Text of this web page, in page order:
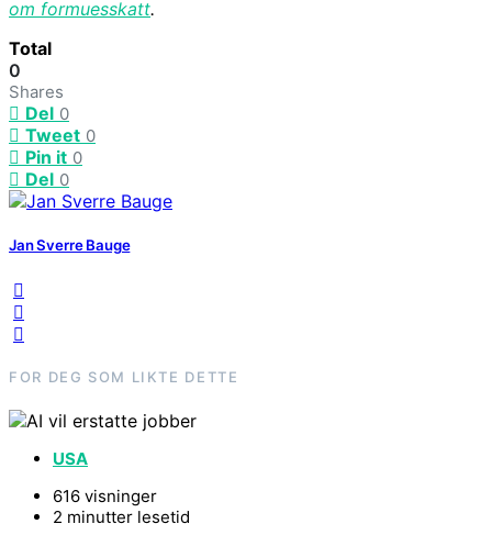
om formuesskatt.
Total
0
Shares
Del 0
Tweet 0
Pin it 0
Del 0
Jan Sverre Bauge
FOR DEG SOM LIKTE DETTE
USA
616 visninger
2 minutter lesetid